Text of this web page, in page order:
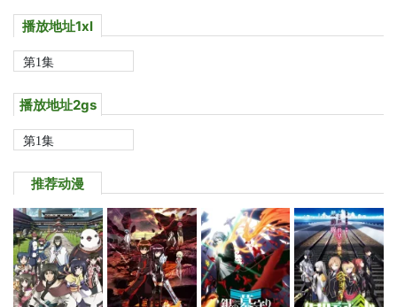
播放地址1xl
第1集
播放地址2gs
第1集
推荐动漫